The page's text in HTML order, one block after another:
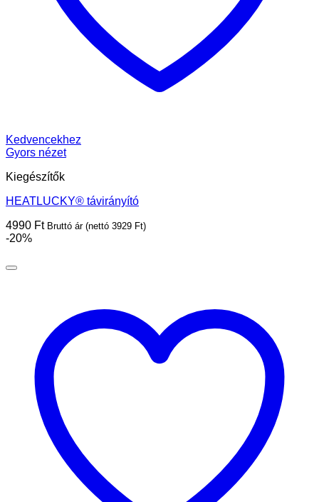
Kedvencekhez
Gyors nézet
Kiegészítők
HEATLUCKY® távirányító
4990 Ft Bruttó ár (nettó 3929 Ft)
-20%